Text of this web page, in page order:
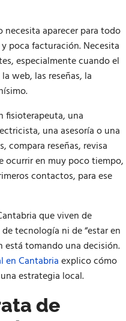
aparecer para todo
poca facturación. Necesita
especialmente cuando el
web, las reseñas, la
fisioterapeuta, una
una asesoría o una
compara reseñas, revisa
ocurrir en muy poco tiempo,
contactos, para ese
que viven de
tecnología ni de “estar en
está tomando una decisión.
en Cantabriaexplico cómo
estrategia local.
de